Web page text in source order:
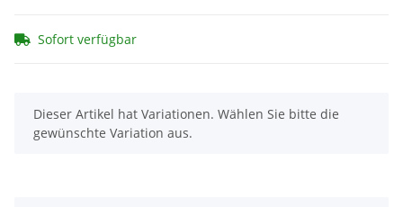
Sofort verfügbar
x
Dieser Artikel hat Variationen. Wählen Sie bitte die
gewünschte Variation aus.